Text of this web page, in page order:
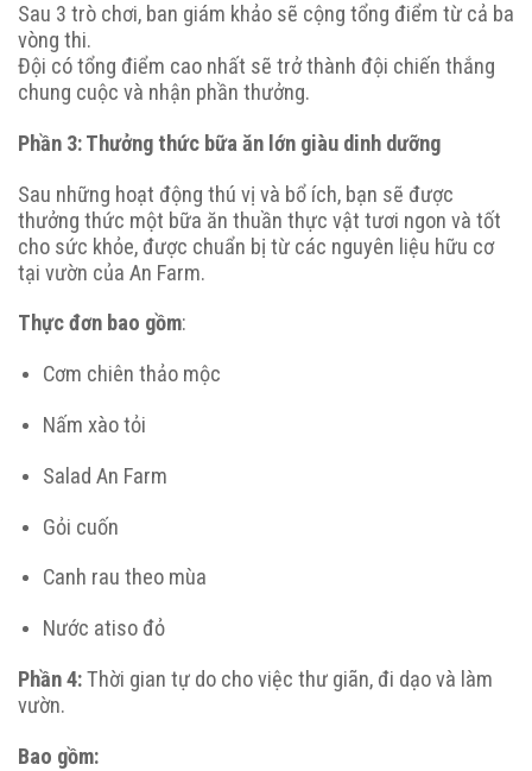
Sau 3 trò chơi, ban giám khảo sẽ cộng tổng điểm từ cả ba
vòng thi.
Đội có tổng điểm cao nhất sẽ trở thành đội chiến thắng
chung cuộc và nhận phần thưởng.
Phần 3: Thưởng thức bữa ăn lớn giàu dinh dưỡng
Sau những hoạt động thú vị và bổ ích, bạn sẽ được
thưởng thức một bữa ăn thuần thực vật tươi ngon và tốt
cho sức khỏe, được chuẩn bị từ các nguyên liệu hữu cơ
tại vườn của An Farm.
Thực đơn bao gồm:
Cơm chiên thảo mộc
Nấm xào tỏi
Salad An Farm
Gỏi cuốn
Canh rau theo mùa
Nước atiso đỏ
Phần 4:Thời gian tự do cho việc thư giãn, đi dạo và làm
vườn.
Bao gồm: